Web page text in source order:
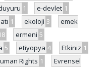
1 e-devlet 1
1 ekoloji 3
emek
ermeni 5
5 etiyopya 4 Etkiniz 1
Rights 1
Evrensel